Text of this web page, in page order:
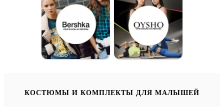
КОСТЮМЫ И КОМПЛЕКТЫ ДЛЯ МАЛЫШЕЙ